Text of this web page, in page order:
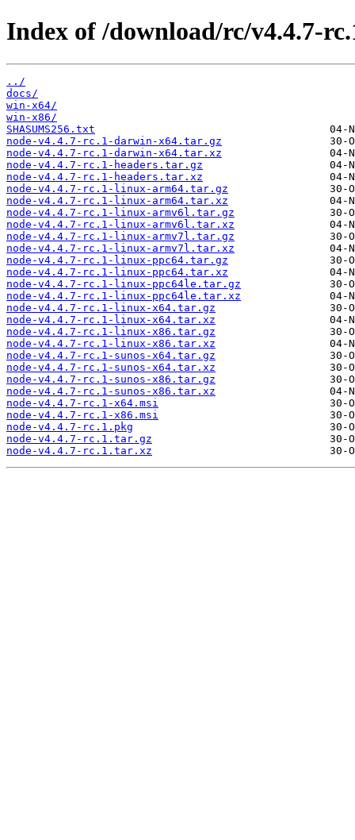
Index of /download/rc/v4.4.7-
../
docs/
win-x64/
win-x86/
SHASUMS256.txt
node-v4.4.7-rc.1-darwin-x64.tar.gz
node-v4.4.7-rc.1-darwin-x64.tar.xz
node-v4.4.7-rc.1-headers.tar.gz
node-v4.4.7-rc.1-headers.tar.xz
node-v4.4.7-rc.1-linux-arm64.tar.gz
node-v4.4.7-rc.1-linux-arm64.tar.xz
node-v4.4.7-rc.1-linux-armv6l.tar.gz
node-v4.4.7-rc.1-linux-armv6l.tar.xz
node-v4.4.7-rc.1-linux-armv7l.tar.gz
node-v4.4.7-rc.1-linux-armv7l.tar.xz
node-v4.4.7-rc.1-linux-ppc64.tar.gz
node-v4.4.7-rc.1-linux-ppc64.tar.xz
node-v4.4.7-rc.1-linux-ppc64le.tar.gz
node-v4.4.7-rc.1-linux-ppc64le.tar.xz
node-v4.4.7-rc.1-linux-x64.tar.gz
node-v4.4.7-rc.1-linux-x64.tar.xz
node-v4.4.7-rc.1-linux-x86.tar.gz
node-v4.4.7-rc.1-linux-x86.tar.xz
node-v4.4.7-rc.1-sunos-x64.tar.gz
node-v4.4.7-rc.1-sunos-x64.tar.xz
node-v4.4.7-rc.1-sunos-x86.tar.gz
node-v4.4.7-rc.1-sunos-x86.tar.xz
node-v4.4.7-rc.1-x64.msi
node-v4.4.7-rc.1-x86.msi
node-v4.4.7-rc.1.pkg
node-v4.4.7-rc.1.tar.gz
node-v4.4.7-rc.1.tar.xz